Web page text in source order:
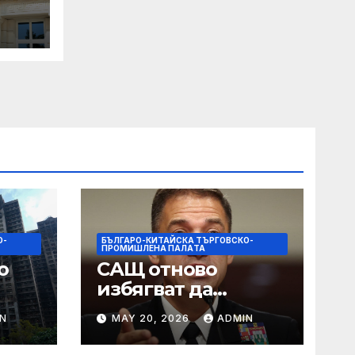
по
БЪЛГАРО-КИТАЙСКА ТЪРГОВСКО-
ПРОМИШЛЕНА ПАЛAТА
САЩ отново
избягват да
поемат
отговорност за
нападението в
MAY 20, 2026 ADMIN